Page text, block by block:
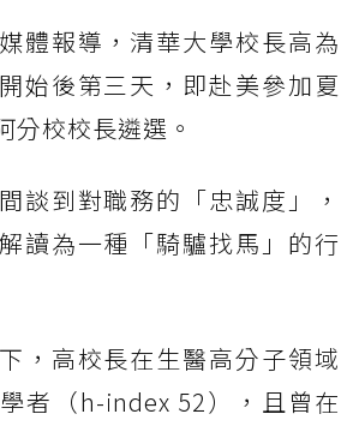
體報導，清華大學校長高為
始後第三天，即赴美參加夏
分校校長遴選。
談到對職務的「忠誠度」，
讀為一種「騎驢找馬」的行
，高校長在生醫高分子領域
者（h-index 52），且曾在